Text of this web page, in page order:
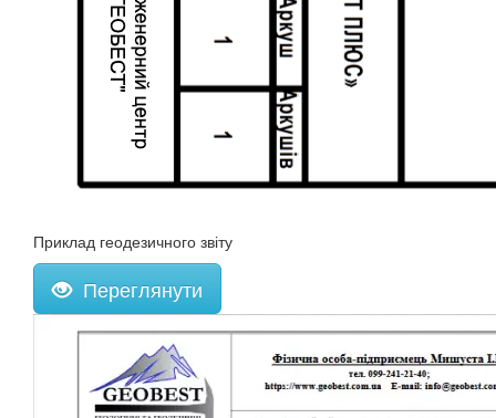
Приклад геодезичного звіту
Переглянути